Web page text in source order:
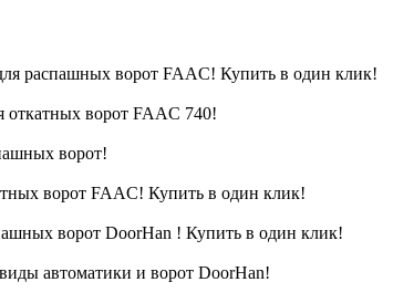
распашных ворот FAAC! Купить в один клик!
откатных ворот FAAC 740!
ворот!
ворот FAAC! Купить в один клик!
ворот DoorHan ! Купить в один клик!
автоматики и ворот DoorHan!